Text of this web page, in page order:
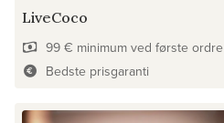
LiveCoco
99 € minimum ved første ordre
Bedste prisgaranti